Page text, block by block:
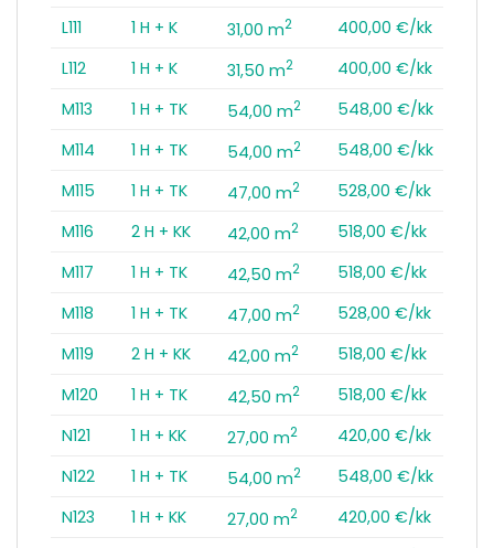
L111
1 H + K 31,00 m2
400,00 €/kk
L112
1 H + K 31,50 m2
400,00 €/kk
M113
1 H + TK 54,00 m2
548,00 €/kk
M114
1 H + TK 54,00 m2
548,00 €/kk
M115
1 H + TK 47,00 m2
528,00 €/kk
M116
2 H + KK 42,00 m2
518,00 €/kk
M117
1 H + TK 42,50 m2
518,00 €/kk
M118
1 H + TK 47,00 m2
528,00 €/kk
M119
2 H + KK 42,00 m2
518,00 €/kk
M120
1 H + TK 42,50 m2
518,00 €/kk
N121
1 H + KK 27,00 m2
420,00 €/kk
N122
1 H + TK 54,00 m2
548,00 €/kk
N123
1 H + KK 27,00 m2
420,00 €/kk